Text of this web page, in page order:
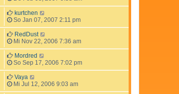
kurtchen
So Jan 07, 2007 2:11 pm
RedDust
Mi Nov 22, 2006 7:36 am
Mordred
So Sep 17, 2006 7:02 pm
Vaya
Mi Jul 12, 2006 9:03 am